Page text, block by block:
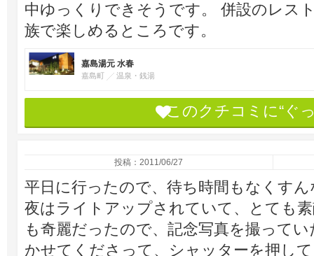
中ゆっくりできそうです。 併設のレス
族で楽しめるところです。
嘉島湯元 水春
嘉島町 温泉・銭湯
このクチコミに“ぐ
投稿：2011/06/27
平日に行ったので、待ち時間もなくす
夜はライトアップされていて、とても
も奇麗だったので、記念写真を撮って
かせてくださって、シャッターを押し